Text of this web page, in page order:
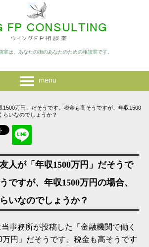
室は、あなたの街のあなたのための相談室です。
1500万円」だそうです。税金も高そうですが、年収1500
らいなのでしょうか？
人が「年収1500万円」だそうで
ですが、年収1500万円の場合、
いなのでしょうか？
事務所が投稿した「金融機関で働く
円」だそうです。税金も高そうです